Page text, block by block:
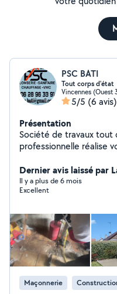
PSC BATI
Tout corps d'état
Vincennes (Ouest
5/5 (6 avis)
Présentation
Société de travaux tout corps
professionnelle réalise
vmc - sanitaire Revêtement sol et murs Parquet -
carrelage -lino Isolation thermique
menuiserie sur mesure agencement cuisine et salle de
Dernier avis laissé par
Il y a plus de 6 mois
Excellent
Maçonnerie